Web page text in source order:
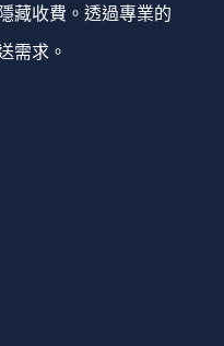
藏收費。透過專業的
需求。